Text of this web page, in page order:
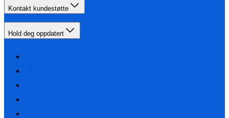
Kontakt kundestøtte
Hold deg oppdatert